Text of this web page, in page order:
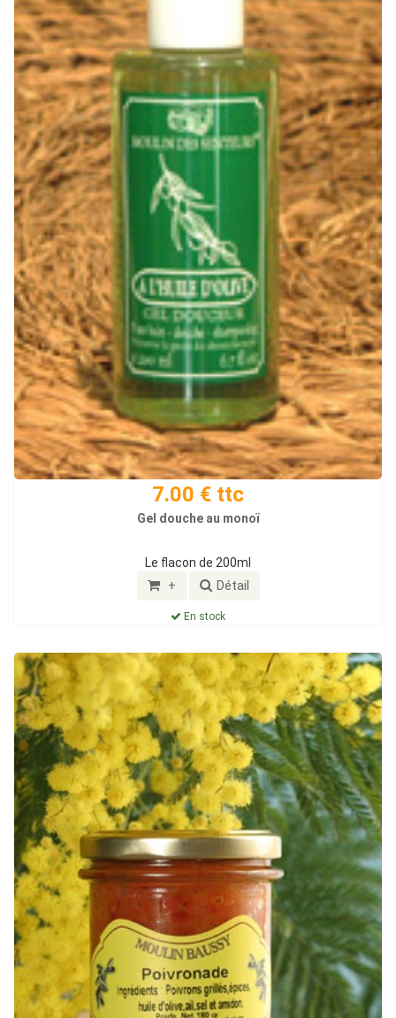
7.00 € ttc
Gel douche au monoï
Le flacon de 200ml
+ Détail
En stock